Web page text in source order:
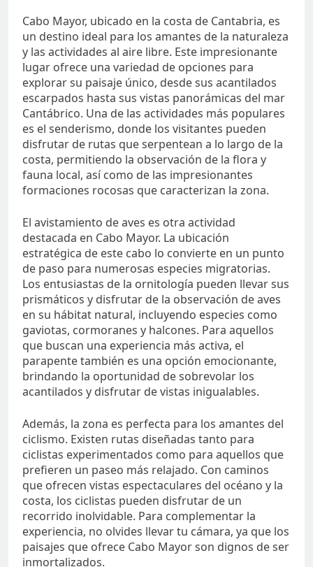
Cabo Mayor, ubicado en la costa de Cantabria, es
un destino ideal para los amantes de la naturaleza
y las actividades al aire libre. Este impresionante
lugar ofrece una variedad de opciones para
explorar su paisaje único, desde sus acantilados
escarpados hasta sus vistas panorámicas del mar
Cantábrico. Una de las actividades más populares
es el senderismo, donde los visitantes pueden
disfrutar de rutas que serpentean a lo largo de la
costa, permitiendo la observación de la flora y
fauna local, así como de las impresionantes
formaciones rocosas que caracterizan la zona.
El avistamiento de aves es otra actividad
destacada en Cabo Mayor. La ubicación
estratégica de este cabo lo convierte en un punto
de paso para numerosas especies migratorias.
Los entusiastas de la ornitología pueden llevar sus
prismáticos y disfrutar de la observación de aves
en su hábitat natural, incluyendo especies como
gaviotas, cormoranes y halcones. Para aquellos
que buscan una experiencia más activa, el
parapente también es una opción emocionante,
brindando la oportunidad de sobrevolar los
acantilados y disfrutar de vistas inigualables.
Además, la zona es perfecta para los amantes del
ciclismo. Existen rutas diseñadas tanto para
ciclistas experimentados como para aquellos que
prefieren un paseo más relajado. Con caminos
que ofrecen vistas espectaculares del océano y la
costa, los ciclistas pueden disfrutar de un
recorrido inolvidable. Para complementar la
experiencia, no olvides llevar tu cámara, ya que los
paisajes que ofrece Cabo Mayor son dignos de ser
inmortalizados.